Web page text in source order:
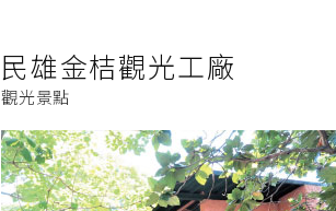
民雄金桔觀光工廠
觀光景點